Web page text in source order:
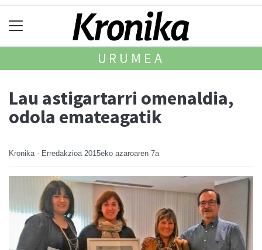
URUMEA
Lau astigartarri omenaldia,
odola emateagatik
Kronika - Erredakzioa 2015eko azaroaren 7a